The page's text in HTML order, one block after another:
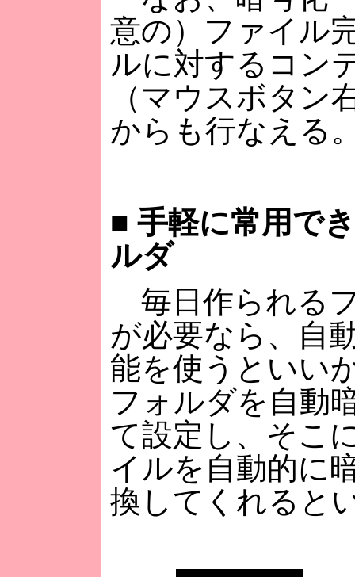
意の）ファイル
ルに対するコン
（マウスボタン
からも行なえる
■ 手軽に常用で
ルダ
毎日作られる
が必要なら、自
能を使うといい
フォルダを自動
て設定し、そこ
イルを自動的に
換してくれると